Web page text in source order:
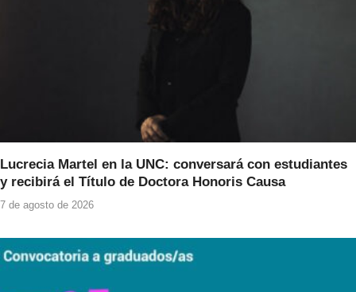
Lucrecia Martel en la UNC: conversará con estudiantes
y recibirá el Título de Doctora Honoris Causa
7 de agosto de 2026